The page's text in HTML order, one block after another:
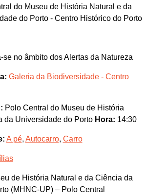
do Museu de História Natural e da
do Porto - Centro Histórico do Porto
se no âmbito dos Alertas da Natureza
Galeria da Biodiversidade - Centro
Polo Central do Museu de História
da Universidade do Porto Hora: 14:30
A pé, Autocarro, Carro
de História Natural e da Ciência da
(MHNC-UP) – Polo Central